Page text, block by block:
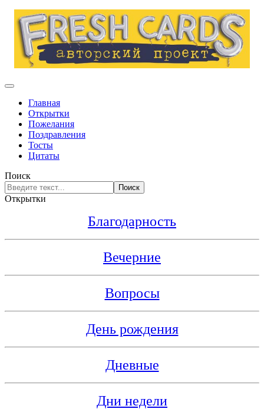
Главная
Открытки
Пожелания
Поздравления
Тосты
Цитаты
Поиск
Поиск
Открытки
Благодарность
Вечерние
Вопросы
День рождения
Дневные
Дни недели